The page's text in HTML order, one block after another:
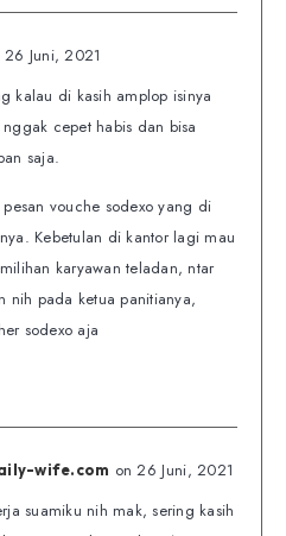
26 Juni, 2021
kalau di kasih amplop isinya
cepet habis dan bisa
saja.
vouche sodexo yang di
Kebetulan di kantor lagi mau
karyawan teladan, ntar
nih pada ketua panitianya,
sodexo aja
wife.com on 26 Juni, 2021
suamiku nih mak, sering kasih